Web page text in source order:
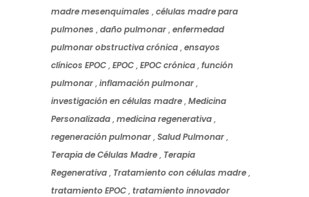
madre mesenquimales ,células madre para
pulmones ,daño pulmonar,enfermedad
pulmonar obstructiva crónica,ensayos
clínicos EPOC,EPOC,EPOC crónica,función
pulmonar,inflamación pulmonar,
investigación en células madre,Medicina
Personalizada,medicina regenerativa,
regeneración pulmonar,Salud Pulmonar,
Terapia de Células Madre, Terapia
Regenerativa, Tratamiento con células madre,
tratamiento EPOC,tratamiento innovador